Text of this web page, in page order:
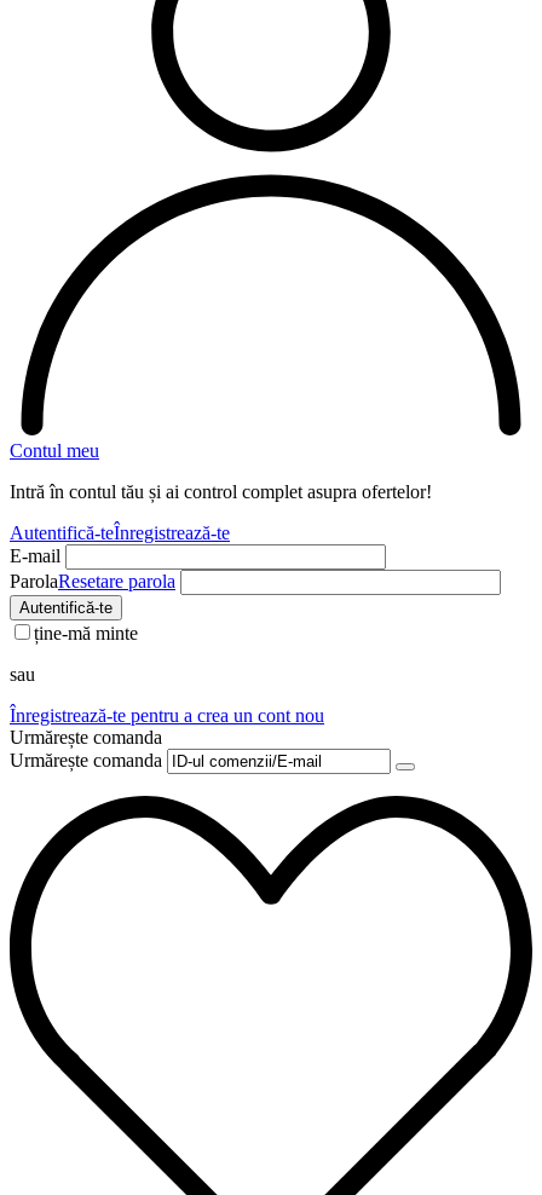
Contul meu
Intră în contul tău și ai control complet asupra ofertelor!
Autentifică-teÎnregistrează-te
E-mail
ParolaResetare parola
Autentifică-te
ține-mă minte
sau
Înregistrează-te pentru a crea un cont nou
Urmărește comanda
Urmărește comanda